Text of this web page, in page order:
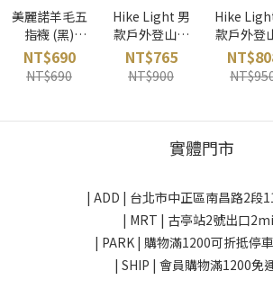
美麗諾羊毛五
指襪 (黑)
Yamatune 日
本
NT$690
NT$690
Hike Light 男
款戶外登山襪
(暮光藍)
smartwool
美國
NT$765
NT$900
Hike
款戶外登
(海軍
美國
實體門市
| ADD | 台北市中正區南昌路2段
| MRT | 古亭站2號出口
| PARK | 購物滿1200可折抵停
| SHIP | 會員購物滿1200免